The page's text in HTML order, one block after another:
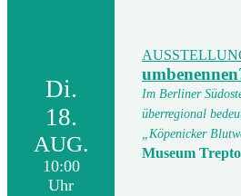
Di.
18.
AUG.
10:00
Uhr
Im Berliner
überregional
„Köpenicker
Museum